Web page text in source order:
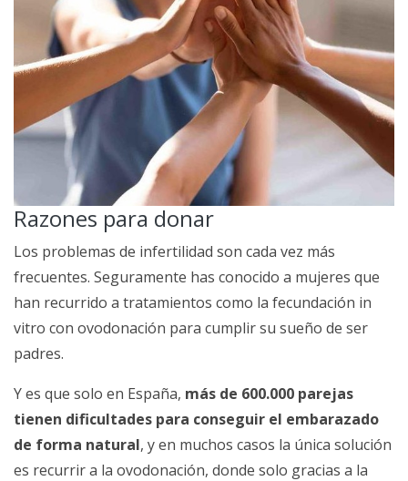
Razones para donar
Los problemas de infertilidad son cada vez más
frecuentes. Seguramente has conocido a mujeres que
han recurrido a tratamientos como la fecundación in
vitro con ovodonación para cumplir su sueño de ser
padres.
Y es que solo en España, más de 600.000 parejas
tienen dificultades para conseguir el embarazado
de forma natural, y en muchos casos la única solución
es recurrir a la ovodonación, donde solo gracias a la